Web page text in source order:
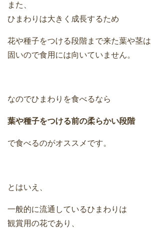
また、
ひまわりは大きく成長するため
花や種子をつける段階まで来た葉や茎は
固いので食用には向いていません。
なのでひまわりを食べるなら
葉や種子をつける前の柔らかい段階
で食べるのがオススメです。
とはいえ、
一般的に流通しているひまわりは
観賞用の花であり、